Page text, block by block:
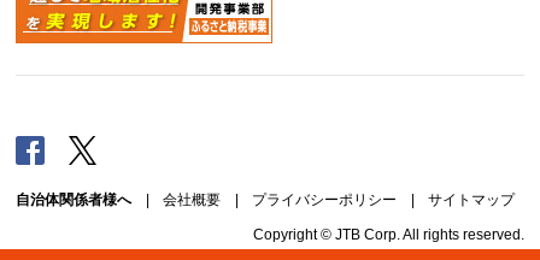
Facebook
自治体関係者様へ| 会社概要 | プライバシーポリシー | サイトマップ
Copyright © JTB Corp. All rights reserved.